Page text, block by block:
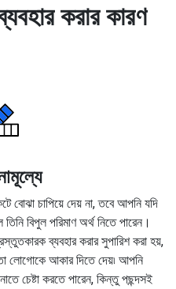
করার কারণ
বোঝা চাপিয়ে দেয় না, তবে আপনি যদি
বিপুল পরিমাণ অর্থ নিতে পারেন।
ব্যবহার করার সুপারিশ করা হয়,
লোগোকে আকার দিতে দেয়৷ আপনি
চেষ্টা করতে পারেন, কিন্তু পছন্দসই